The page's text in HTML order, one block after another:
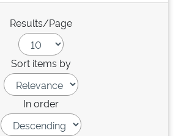
Results/Page
Sort items by
In order